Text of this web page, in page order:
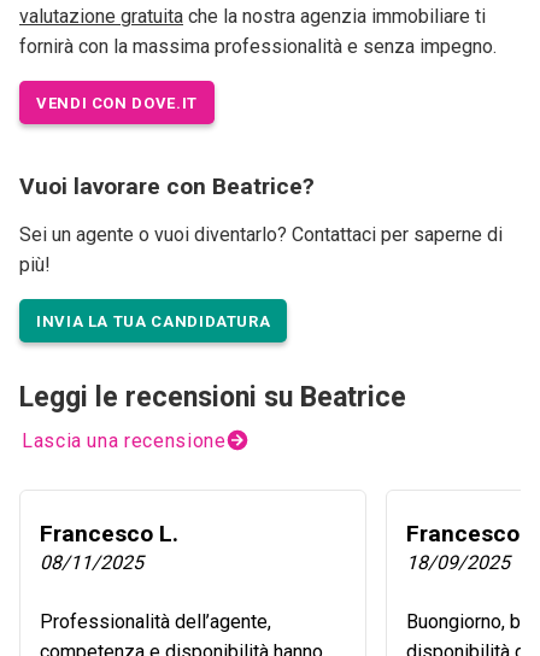
valutazione gratuita che la nostra agenzia immobiliare ti
fornirà con la massima professionalità e senza impegno.
VENDI CON DOVE.IT
Vuoi lavorare con Beatrice?
Sei un agente o vuoi diventarlo? Contattaci per saperne di
più!
INVIA LA TUA CANDIDATURA
Leggi le recensioni su Beatrice
Lascia una recensione
Francesco L.
08/11/2025
Professionalità dell’agente,
Francesco
18/09/2025
Buongiorno,